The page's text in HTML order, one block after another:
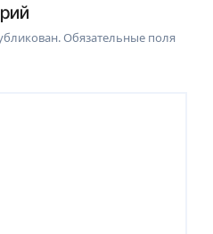
Обязательные поля